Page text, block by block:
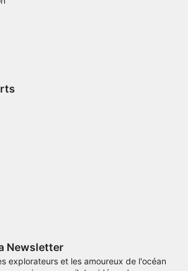
Newsletter
explorateurs et les amoureux de l'océan
limitées pour
de l'IAB :
à partir des